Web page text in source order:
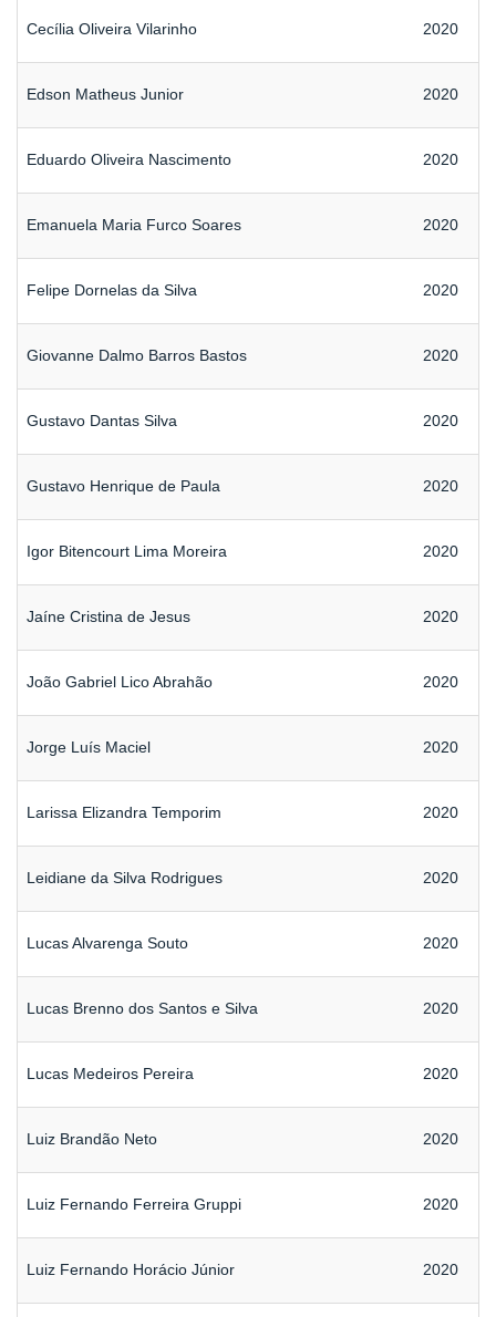
Cecília Oliveira Vilarinho 2020
Edson Matheus Junior 2020
Eduardo Oliveira Nascimento 2020
Emanuela Maria Furco Soares 2020
Felipe Dornelas da Silva 2020
Giovanne Dalmo Barros Bastos 2020
Gustavo Dantas Silva 2020
Gustavo Henrique de Paula 2020
Igor Bitencourt Lima Moreira 2020
Jaíne Cristina de Jesus 2020
João Gabriel Lico Abrahão 2020
Jorge Luís Maciel 2020
Larissa Elizandra Temporim 2020
Leidiane da Silva Rodrigues 2020
Lucas Alvarenga Souto 2020
Lucas Brenno dos Santos e Silva 2020
Lucas Medeiros Pereira 2020
Luiz Brandão Neto 2020
Luiz Fernando Ferreira Gruppi 2020
Luiz Fernando Horácio Júnior 2020